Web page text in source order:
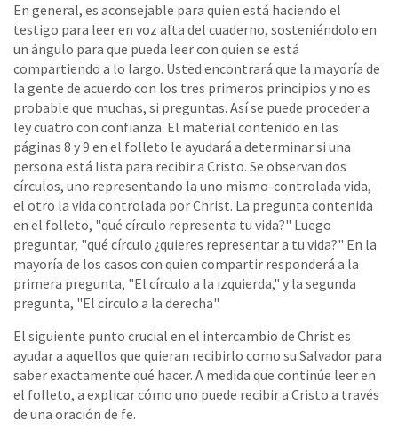
En general, es aconsejable para quien está haciendo el
testigo para leer en voz alta del cuaderno, sosteniéndolo en
un ángulo para que pueda leer con quien se está
compartiendo a lo largo. Usted encontrará que la mayoría de
la gente de acuerdo con los tres primeros principios y no es
probable que muchas, si preguntas. Así se puede proceder a
ley cuatro con confianza. El material contenido en las
páginas 8 y 9 en el folleto le ayudará a determinar si una
persona está lista para recibir a Cristo. Se observan dos
círculos, uno representando la uno mismo-controlada vida,
el otro la vida controlada por Christ. La pregunta contenida
en el folleto, "qué círculo representa tu vida?" Luego
preguntar, "qué círculo ¿quieres representar a tu vida?" En la
mayoría de los casos con quien compartir responderá a la
primera pregunta, "El círculo a la izquierda," y la segunda
pregunta, "El círculo a la derecha".
El siguiente punto crucial en el intercambio de Christ es
ayudar a aquellos que quieran recibirlo como su Salvador para
saber exactamente qué hacer. A medida que continúe leer en
el folleto, a explicar cómo uno puede recibir a Cristo a través
de una oración de fe.